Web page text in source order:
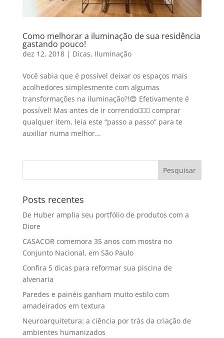
Como melhorar a iluminação de sua residência
gastando pouco!
dez 12, 2018| Dicas, Iluminação
Você sabia que é possível deixar os espaços mais
acolhedores simplesmente com algumas
transformações na iluminação?!😍 Efetivamente é
possível! Mas antes de ir correndo🚴🏻‍♀️ comprar
qualquer item, leia este “passo a passo” para te
auxiliar numa melhor...
Posts recentes
De Huber amplia seu portfólio de produtos com a
Diore
CASACOR comemora 35 anos com mostra no
Conjunto Nacional, em São Paulo
Confira 5 dicas para reformar sua piscina de
alvenaria
Paredes e painéis ganham muito estilo com
amadeirados em textura
Neuroarquitetura: a ciência por trás da criação de
ambientes humanizados